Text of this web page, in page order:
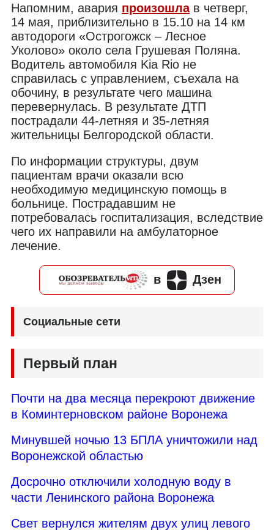
Напомним, авария произошлав четверг,
14 мая, приблизительно в 15.10 на 14 км
автодороги «Острогожск – Лесное
Уколово» около села Грушевая Поляна.
Водитель автомобиля Kia Rio не
справилась с управлением, съехала на
обочину, в результате чего машина
перевернулась. В результате ДТП
пострадали 44-летняя и 35-летняя
жительницы Белгородской области.
По информации структуры, двум
пациентам врачи оказали всю
необходимую медицинскую помощь в
больнице. Пострадавшим не
потребовалась госпитализация, вследствие
чего их направили на амбулаторное
лечение.
в Дзен
Социальные сети
Первый план
Почти на два месяца перекроют движение
в Коминтерновском районе Воронежа
Минувшей ночью 13 БПЛА уничтожили над
Воронежской областью
Досрочно отключили холодную воду в
части Ленинского района Воронежа
Свет вернулся жителям двух улиц левого